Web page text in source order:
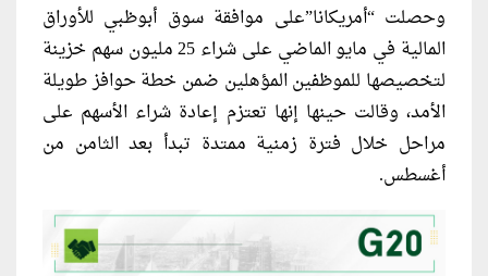
وحصلت “أمريكانا”على موافقة سوق أبوظبي للأوراق
المالية في مايو الماضي على شراء 25 مليون سهم خزينة
لتخصيصها للموظفين المؤهلين ضمن خطة حوافز طويلة
الأمد، وقالت حينها إنها تعتزم إعادة شراء الأسهم على
مراحل خلال فترة زمنية ممتدة تبدأ بعد الثامن من
أغسطس.